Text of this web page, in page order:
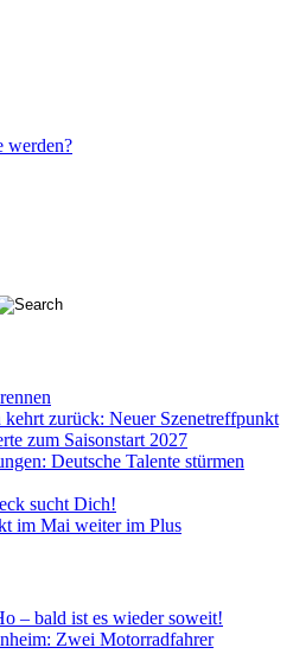
werden?
kehrt zurück: Neuer Szenetreffpunkt
zum Saisonstart 2027
Deutsche Talente stürmen
sucht Dich!
im Mai weiter im Plus
– bald ist es wieder soweit!
Zwei Motorradfahrer